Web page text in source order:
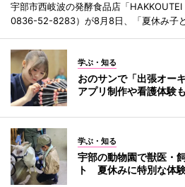
宇部市西岐波の発酵食品店「HAKKOUTEI
0836-52-8283）が8月8日、「夏休み子
学ぶ・知る
おのサンで「出張オー
アプリ制作や看護体験も
学ぶ・知る
宇部の動物園で獣医・
ト 夏休みに特別な体